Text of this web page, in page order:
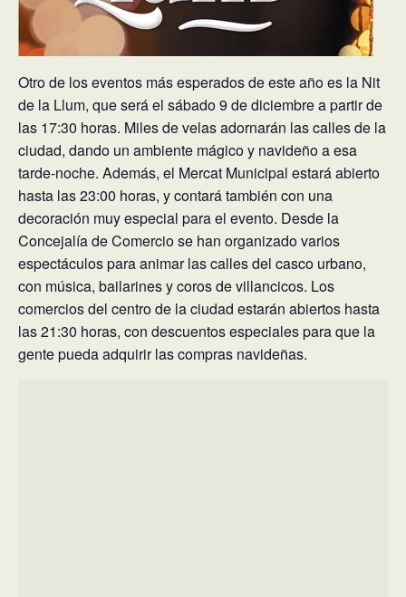
Otro de los eventos más esperados de este año es la Nit
de la Llum, que será el sábado 9 de diciembre a partir de
las 17:30 horas. Miles de velas adornarán las calles de la
ciudad, dando un ambiente mágico y navideño a esa
tarde-noche. Además, el Mercat Municipal estará abierto
hasta las 23:00 horas, y contará también con una
decoración muy especial para el evento. Desde la
Concejalía de Comercio se han organizado varios
espectáculos para animar las calles del casco urbano,
con música, bailarines y coros de villancicos. Los
comercios del centro de la ciudad estarán abiertos hasta
las 21:30 horas, con descuentos especiales para que la
gente pueda adquirir las compras navideñas.